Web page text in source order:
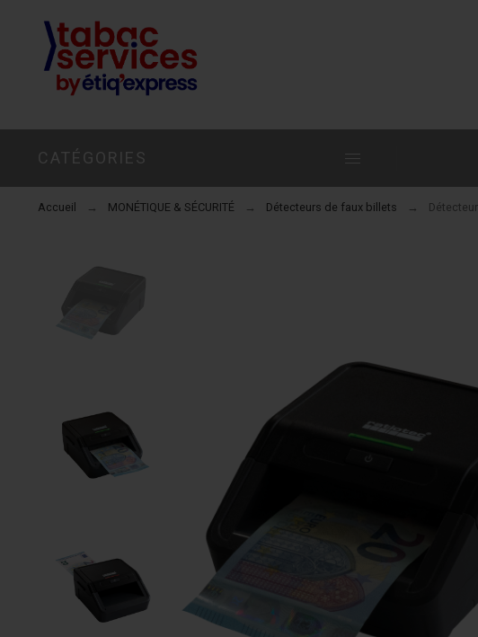
CATÉGORIES
Accueil MONÉTIQUE & SÉCURITÉ Détecteurs de faux billets